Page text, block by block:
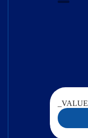
_VALUE